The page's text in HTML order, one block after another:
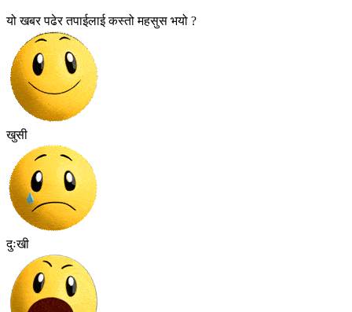
यो खबर पढेर तपाईलाई कस्तो महसुस भयो ?
खुसी
दुःखी